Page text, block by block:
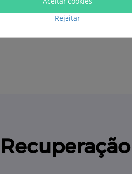
Rejeitar